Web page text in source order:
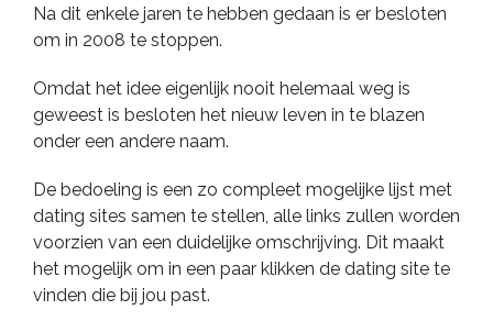
Na dit enkele jaren te hebben gedaan is er besloten
om in 2008 te stoppen.
Omdat het idee eigenlijk nooit helemaal weg is
geweest is besloten het nieuw leven in te blazen
onder een andere naam.
De bedoeling is een zo compleet mogelijke lijst met
dating sites samen te stellen, alle links zullen worden
voorzien van een duidelijke omschrijving. Dit maakt
het mogelijk om in een paar klikken de dating site te
vinden die bij jou past.